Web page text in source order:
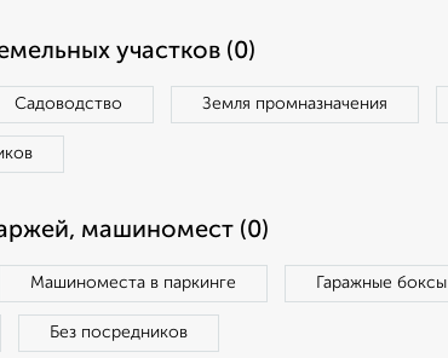
участков (0)
Садоводство Земля промназначения
машиномест (0)
Машиноместа в паркинге Гаражные боксы
Без посредников